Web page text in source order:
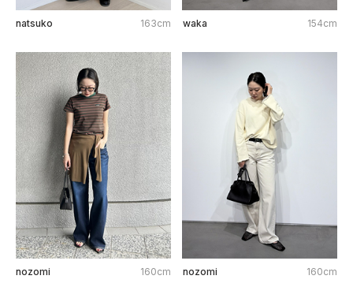
natsuko 163cm waka 154cm
nozomi 160cm nozomi 160cm